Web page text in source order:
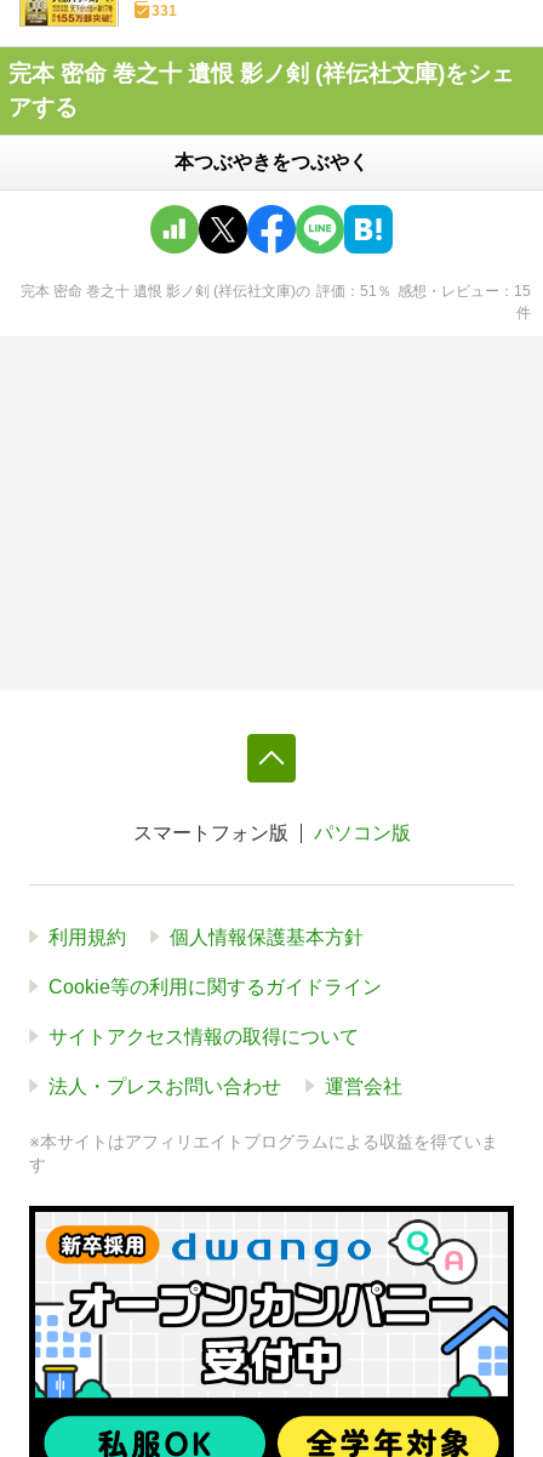
331
完本 密命 巻之十 遺恨 影ノ剣 (祥伝社文庫)をシェ
アする
本つぶやきをつぶやく
完本 密命 巻之十 遺恨 影ノ剣 (祥伝社文庫)の 評価 51 ％ 感想・レビュー
15
件
スマートフォン版 パソコン版
利用規約 個人情報保護基本方針
Cookie等の利用に関するガイドライン
サイトアクセス情報の取得について
法人・プレスお問い合わせ 運営会社
※本サイトはアフィリエイトプログラムによる収益を得ていま
す